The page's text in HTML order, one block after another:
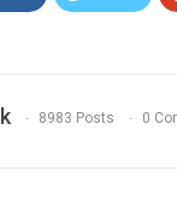
8983 Posts 0